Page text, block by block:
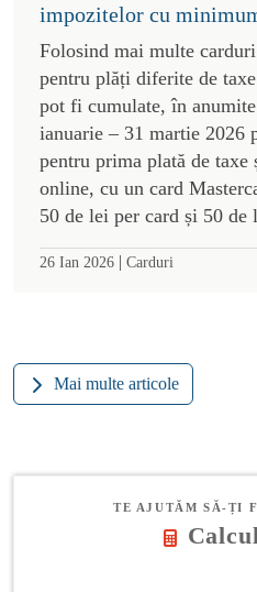
impozitelor cu
Folosind mai multe
pentru plăți diferite de
pot fi cumulate, în
ianuarie – 31 martie 2026
pentru prima plată de taxe
online, cu un card
50 de lei per card și 50 de
26 Ian 2026 | Carduri
Mai multe articole
TE AJUTĂM SĂ-ȚI